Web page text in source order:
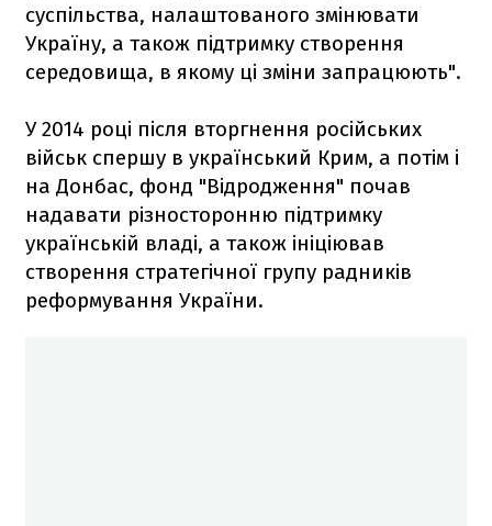
суспільства, налаштованого змінювати
Україну, а також підтримку створення
середовища, в якому ці зміни запрацюють".
У 2014 році після вторгнення російських
військ спершу в український Крим, а потім і
на Донбас, фонд "Відродження" почав
надавати різносторонню підтримку
українській владі, а також ініціював
створення стратегічної групу радників
реформування України.